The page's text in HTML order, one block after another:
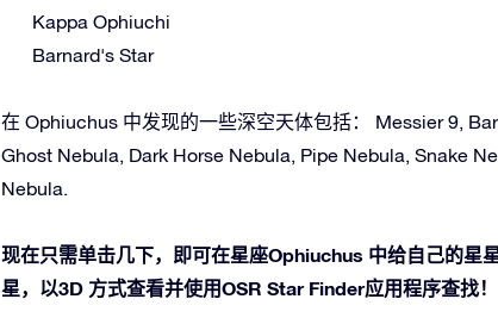
Kappa Ophiuchi
Barnard's Star
在 Ophiuchus 中发现的一些深空天体包括： Messier 9,
Ghost Nebula, Dark Horse Nebula, Pipe Nebula, Snake
Nebula.
现在只需单击几下，即可在星座Ophiuchus 中给自己的星
星，以3D 方式查看并使用OSR Star Finder应用程序查找！